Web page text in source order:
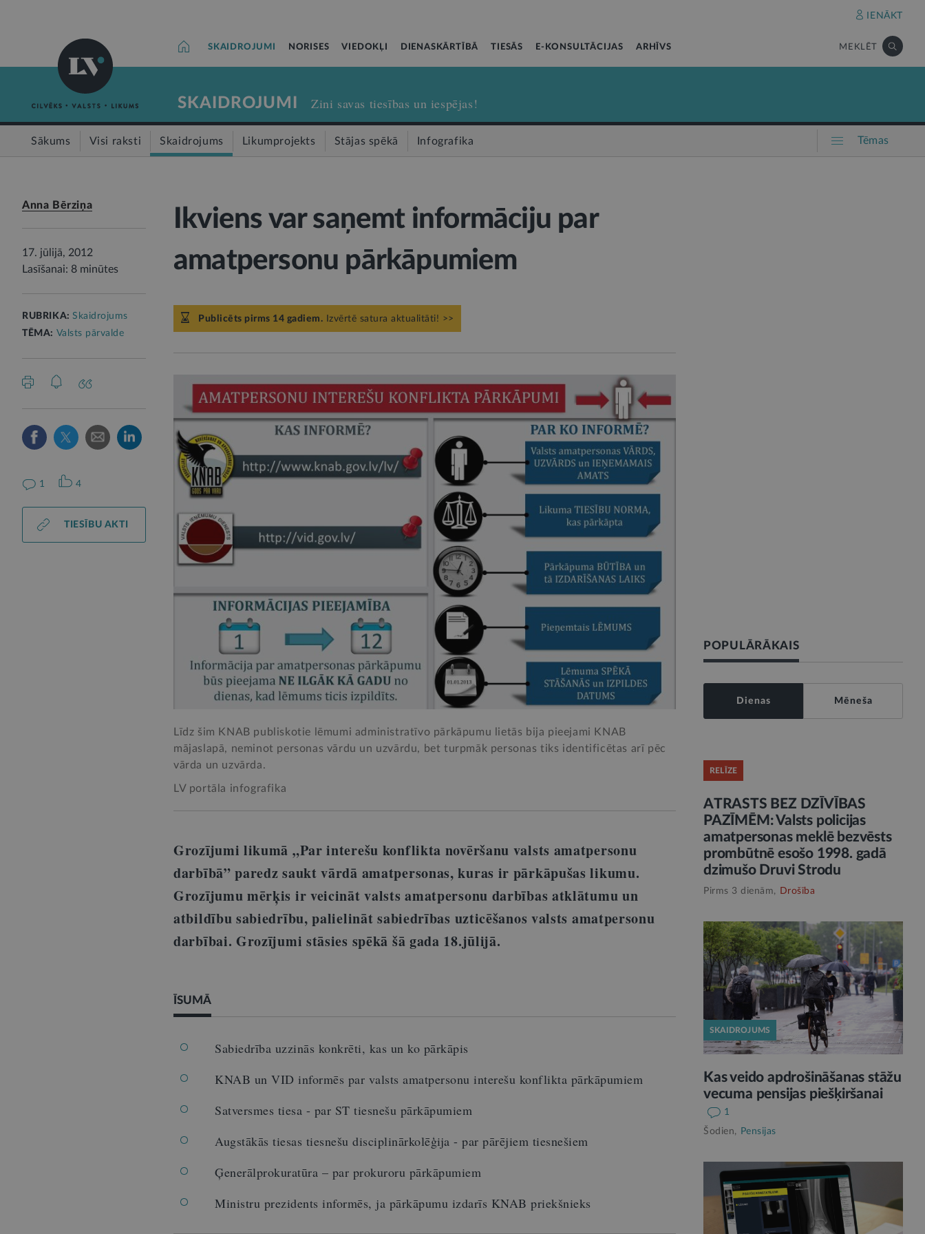
IENĀKT
SKAIDROJUMI NORISES VIEDOKĻI DIENASKĀRTĪBĀ TIESĀS E-KONSULTĀCIJAS ARHĪVS MEKLĒT
SKAIDROJUMI Zini savas tiesības un iespējas!
Sākums Visi raksti Skaidrojums Likumprojekts Stājas spēkā Infografika Tēmas
Anna Bērziņa
17. jūlijā, 2012
Lasīšanai: 8 minūtes
RUBRIKA:Skaidrojums
TĒMA: Valsts pārvalde
1 4
TIESĪBU AKTI
Ikviens var saņemt informāciju par
amatpersonu pārkāpumiem
Publicēts pirms 14 gadiem. Izvērtē satura aktualitāti! >>
Līdz šim KNAB publiskotie lēmumi administratīvo pārkāpumu lietās bija pieejami KNAB
mājaslapā, neminot personas vārdu un uzvārdu, bet turpmāk personas tiks identificētas arī pēc
vārda un uzvārda.
LV portāla infografika
Grozījumi likumā „Par interešu konflikta novēršanu valsts amatpersonu
darbībā” paredz saukt vārdā amatpersonas, kuras ir pārkāpušas likumu.
Grozījumu mērķis ir veicināt valsts amatpersonu darbības atklātumu un
atbildību sabiedrību, palielināt sabiedrības uzticēšanos valsts amatpersonu
darbībai. Grozījumi stāsies spēkā šā gada 18.jūlijā.
ĪSUMĀ
Sabiedrība uzzinās konkrēti, kas un ko pārkāpis
KNAB un VID informēs par valsts amatpersonu interešu konflikta pārkāpumiem
Satversmes tiesa - par ST tiesnešu pārkāpumiem
Augstākās tiesas tiesnešu disciplinārkolēģija - par pārējiem tiesnešiem
Ģenerālprokuratūra – par prokuroru pārkāpumiem
Ministru prezidents informēs, ja pārkāpumu izdarīs KNAB priekšnieks
POPULĀRĀKAIS
Dienas Mēneša
RELĪZE
ATRASTS BEZ DZĪVĪBAS
PAZĪMĒM: Valsts policijas
amatpersonas meklē bezvēsts
prombūtnē esošo 1998. gadā
dzimušo Druvi Strodu
Pirms 3 dienām, Drošība
SKAIDROJUMS
Kas veido apdrošināšanas stāžu
vecuma pensijas piešķiršanai
1
Šodien, Pensijas